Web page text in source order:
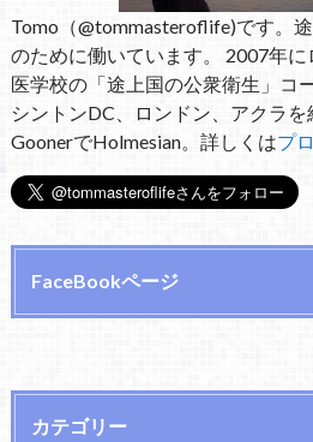
Tomo（@tommasteroflife)です。
のために働いています。 2007年
医学校の「途上国の公衆衛生」コ
シントンDC、ロンドン、アクラを
GoonerでHolmesian。詳しくはプ
FaceBookページ
カテゴリー